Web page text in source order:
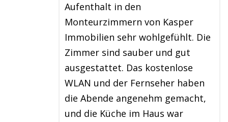
Aufenthalt in den
Monteurzimmern von Kasper
Immobilien sehr wohlgefühlt. Die
Zimmer sind sauber und gut
ausgestattet. Das kostenlose
WLAN und der Fernseher haben
die Abende angenehm gemacht,
und die Küche im Haus war